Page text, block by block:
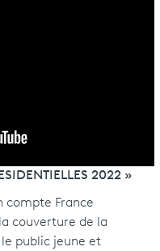
2022 »
compte France
couverture de la
public jeune et